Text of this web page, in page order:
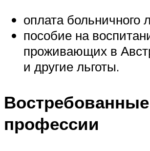
оплата больничного
пособие на
проживающих в
и другие льготы.
Востребованные
профессии